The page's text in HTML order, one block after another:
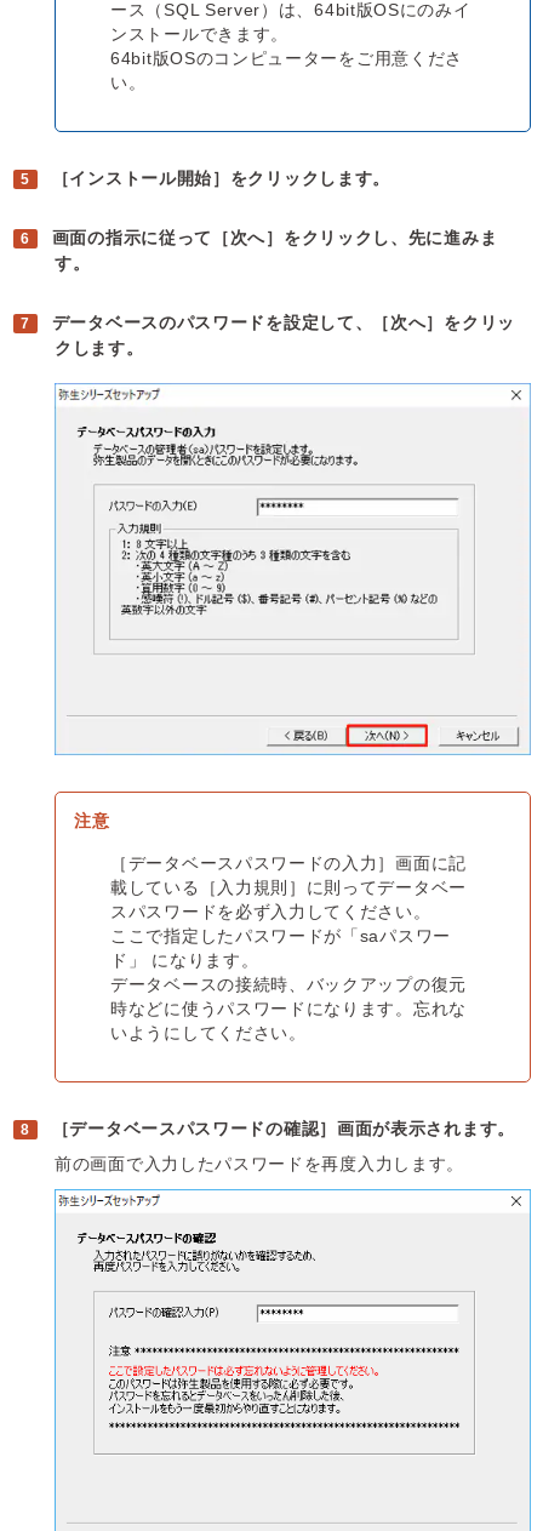
ース（SQL Server）は、64bit版OSにのみイ
ンストールできます。
64bit版OSのコンピューターをご用意くださ
い。
［インストール開始］をクリックします。
画面の指示に従って［次へ］をクリックし、先に進みま
す。
データベースのパスワードを設定して、［次へ］をクリッ
クします。
［データベースパスワードの入力］画面に記
載している［入力規則］に則ってデータベー
スパスワードを必ず入力してください。
ここで指定したパスワードが「saパスワー
ド」 になります。
データベースの接続時、バックアップの復元
時などに使うパスワードになります。忘れな
いようにしてください。
［データベースパスワードの確認］画面が表示されます。
前の画面で入力したパスワードを再度入力します。